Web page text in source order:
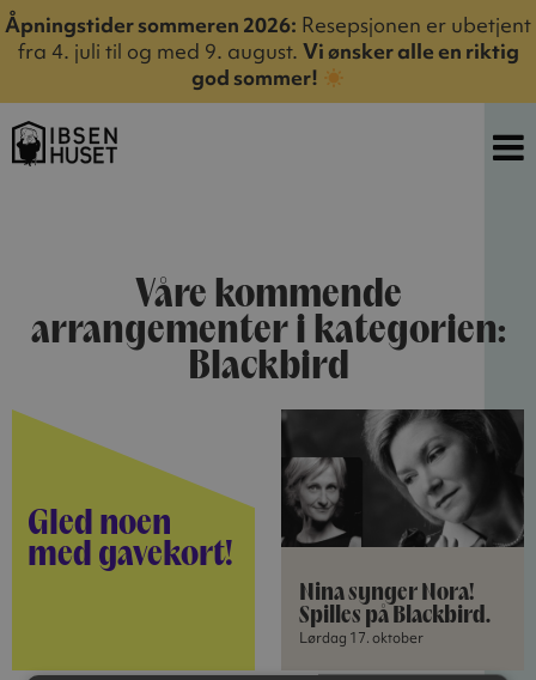
Åpningstider sommeren 2026: Resepsjonen er ubetjent
fra 4. juli til og med 9. august. Vi ønsker alle en riktig
god sommer!
Våre kommende
arrangementer i kategorien:
Blackbird
Nina synger Nora!
Spilles på Blackbird.
Lørdag 17. oktober
Gled noen
med gavekort!